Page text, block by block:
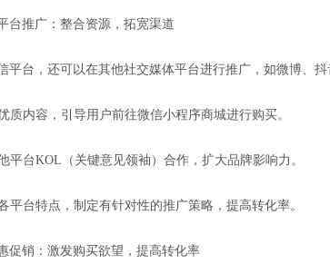
台推广：整合资源，拓宽渠道
平台，还可以在其他社交媒体平台进行推广，如微博、抖
质内容，引导用户前往微信小程序商城进行购买。
平台KOL（关键意见领袖）合作，扩大品牌影响力。
平台特点，制定有针对性的推广策略，提高转化率。
促销：激发购买欲望，提高转化率